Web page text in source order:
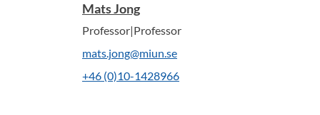
Mats Jong
Professor|Professor
mats.jong@miun.se
+46 (0)10-1428966